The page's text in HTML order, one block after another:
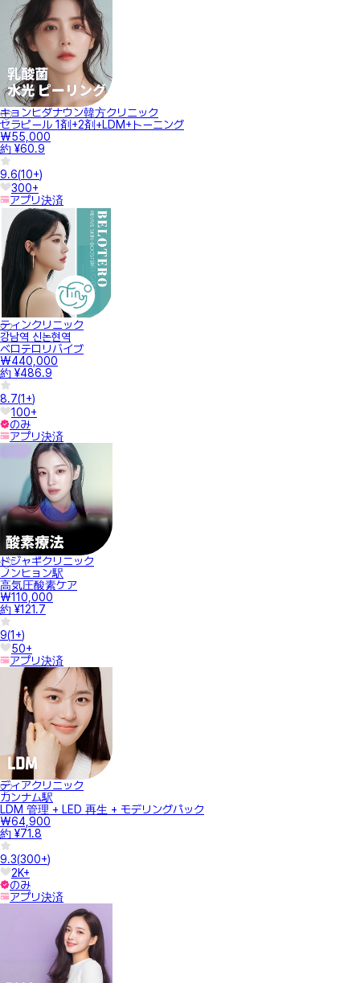
キョンヒダナウン韓方クリニック
セラピール 1剤+2剤+LDM+トーニング
₩55,000
約 ¥60.9
9.6(10+)
300+
アプリ決済
ティンクリニック
강남역 신논현역
ベロテロリバイブ
₩440,000
約 ¥486.9
8.7(1+)
100+
のみ
アプリ決済
ドジャギクリニック
ノンヒョン駅
高気圧酸素ケア
₩110,000
約 ¥121.7
9(1+)
50+
アプリ決済
ディアクリニック
カンナム駅
LDM 管理 + LED 再生 + モデリングパック
₩64,900
約 ¥71.8
9.3(300+)
2K+
のみ
アプリ決済